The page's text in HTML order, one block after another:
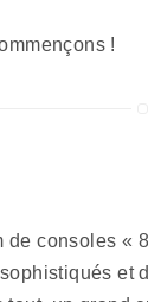
!
de consoles «
et